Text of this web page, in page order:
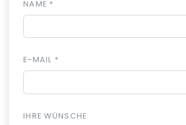
NAME *
E-MAIL *
IHRE WÜNSCHE